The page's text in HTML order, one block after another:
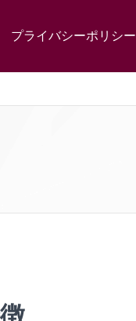
プライバシーポリシー